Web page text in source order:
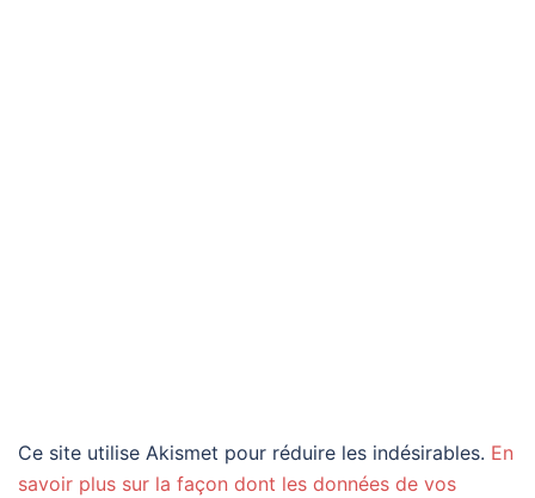
Ce site utilise Akismet pour réduire les indésirables. En
savoir plus sur la façon dont les données de vos